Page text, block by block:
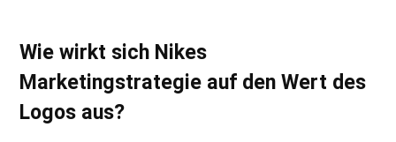
Wie wirkt sich Nikes
Marketingstrategie auf den Wert des
Logos aus?